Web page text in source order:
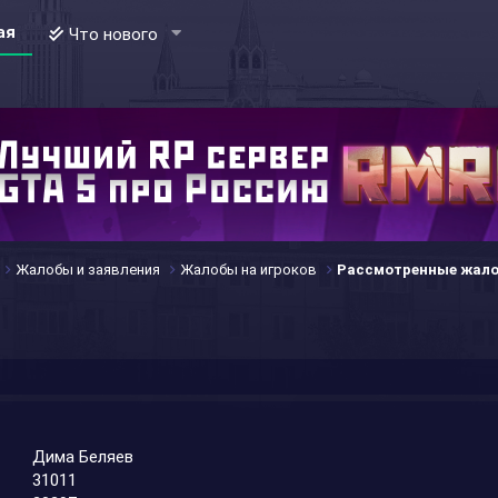
Что нового
Жалобы и заявления Жалобы на игроков Рассмотренные
Дима Беляев
31011